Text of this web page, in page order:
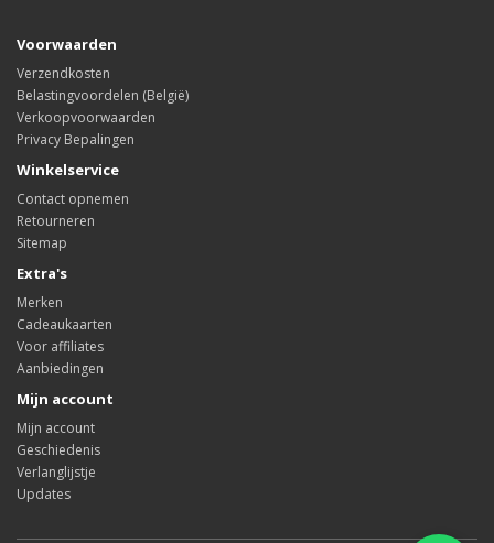
Voorwaarden
Verzendkosten
Belastingvoordelen (België)
Verkoopvoorwaarden
Privacy Bepalingen
Winkelservice
Contact opnemen
Retourneren
Sitemap
Extra's
Merken
Cadeaukaarten
Voor affiliates
Aanbiedingen
Mijn account
Mijn account
Geschiedenis
Verlanglijstje
Updates